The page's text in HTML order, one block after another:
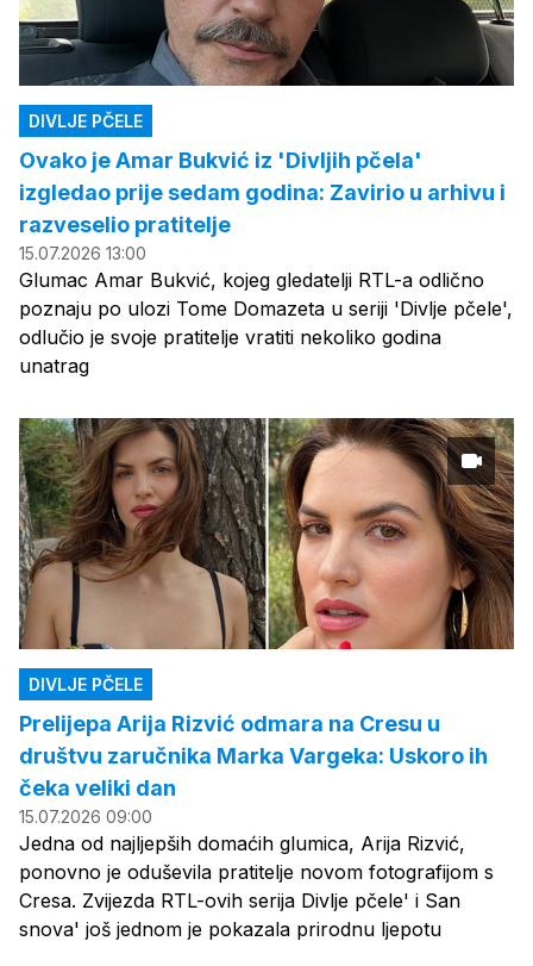
DIVLJE PČELE
Ovako je Amar Bukvić iz 'Divljih pčela'
izgledao prije sedam godina: Zavirio u arhivu i
razveselio pratitelje
15.07.2026 13:00
Glumac Amar Bukvić, kojeg gledatelji RTL-a odlično
poznaju po ulozi Tome Domazeta u seriji 'Divlje pčele',
odlučio je svoje pratitelje vratiti nekoliko godina
unatrag
DIVLJE PČELE
Prelijepa Arija Rizvić odmara na Cresu u
društvu zaručnika Marka Vargeka: Uskoro ih
čeka veliki dan
15.07.2026 09:00
Jedna od najljepših domaćih glumica, Arija Rizvić,
ponovno je oduševila pratitelje novom fotografijom s
Cresa. Zvijezda RTL-ovih serija Divlje pčele' i San
snova' još jednom je pokazala prirodnu ljepotu